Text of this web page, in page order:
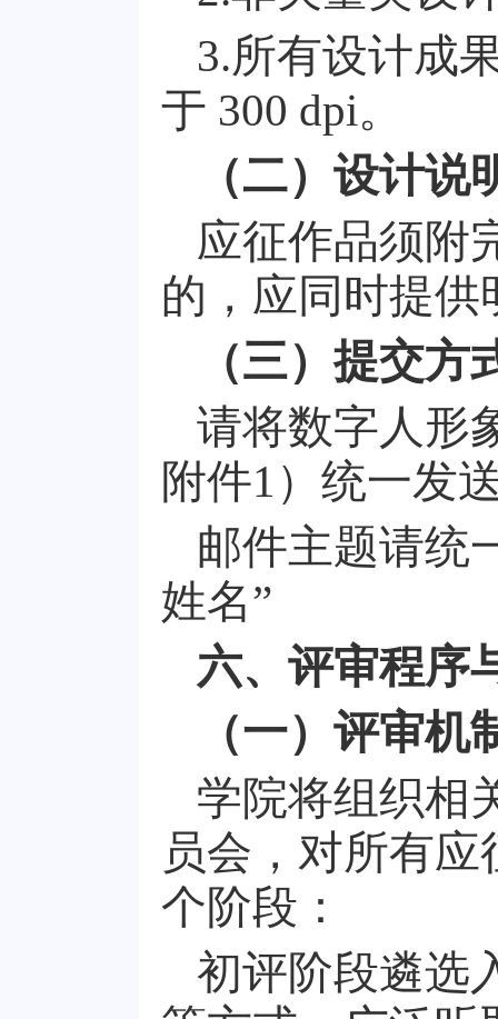
3.所有设计成
于 300 dpi。
（二）设计说
应征作品须附
的，应同时提
（三）提交方
请将数字人形
附件1）统一发
邮件主题请统
姓名”
六、评审程序
（一）评审机
学院将组织相
员会，对所有
个阶段：
初评阶段遴选